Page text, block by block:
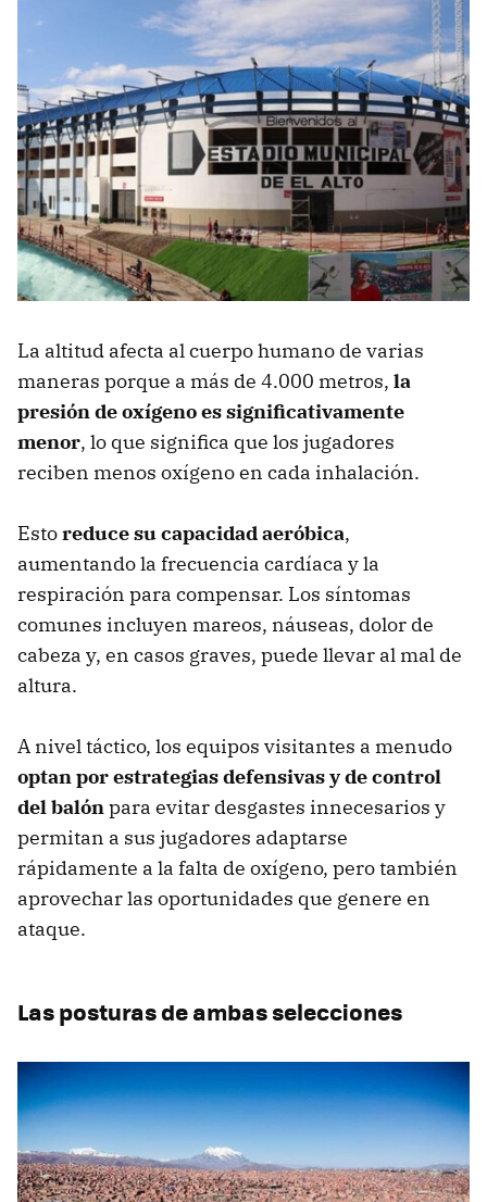
La altitud afecta al cuerpo humano de varias
maneras porque a más de 4.000 metros, la
presión de oxígeno es significativamente
menor, lo que significa que los jugadores
reciben menos oxígeno en cada inhalación.
Estoreduce su capacidad aeróbica,
aumentando la frecuencia cardíaca y la
respiración para compensar. Los síntomas
comunes incluyen mareos, náuseas, dolor de
cabeza y, en casos graves, puede llevar al mal de
altura.
A nivel táctico, los equipos visitantes a menudo
optan por estrategias defensivas y de control
del balónpara evitar desgastes innecesarios y
permitan a sus jugadores adaptarse
rápidamente a la falta de oxígeno, pero también
aprovechar las oportunidades que genere en
ataque.
Las posturas de ambas selecciones